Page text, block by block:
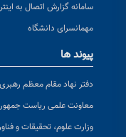
سامانه گزارش اتصال به
مهمانسرای دانشگاه
پیوند ها
دفتر نهاد مقام معظم
معاونت علمی ریاست
وزارت علوم، تحقیقات و